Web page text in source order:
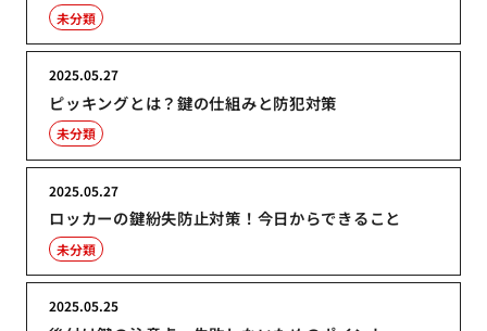
未分類
ピッキングとは？鍵の仕組みと防犯対策
2025.05.27
未分類
ロッカーの鍵紛失防止対策！今日からできること
2025.05.27
未分類
2025.05.25